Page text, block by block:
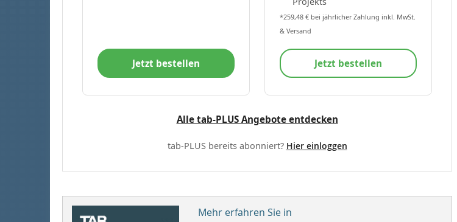
Jetzt bestellen
*259,48 € bei jährlicher Zahlung inkl. MwSt.
& Versand
Jetzt bestellen
Alle tab-PLUS Angebote entdecken
tab-PLUS bereits abonniert? Hier einloggen
Mehr erfahren Sie in